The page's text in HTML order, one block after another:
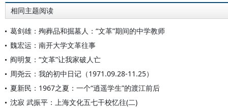
相同主题阅读
葛剑雄：殉葬品和掘墓人：“文革”期间的中学教师
魏宏运：南开大学文革往事
阎明复：“文革”让我家破人亡
周尧云：我的初中日记（1971.09.28-11.25）
夏新民：1967之夏：一个“逍遥学生”的渡江前后
沈寂 武振平：上海文化五七干校忆往(二)